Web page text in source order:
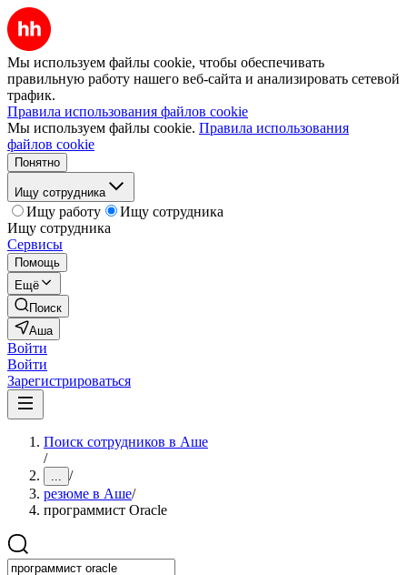
Мы используем файлы cookie, чтобы обеспечивать
правильную работу нашего веб-сайта и анализировать сетевой
трафик.
Правила использования файлов cookie
Мы используем файлы cookie. Правила использования
файлов cookie
Понятно
Ищу сотрудника
Ищу работу
Ищу сотрудника
Ищу сотрудника
Сервисы
Помощь
Ещё
Поиск
Аша
Войти
Войти
Зарегистрироваться
Поиск сотрудников в Аше
/
... /
резюме в Аше/
программист Oracle